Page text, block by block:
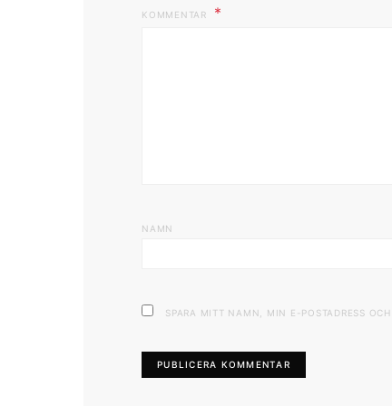
KOMMENTAR
NAMN
SPARA MITT NAMN, MIN E-POSTADRESS